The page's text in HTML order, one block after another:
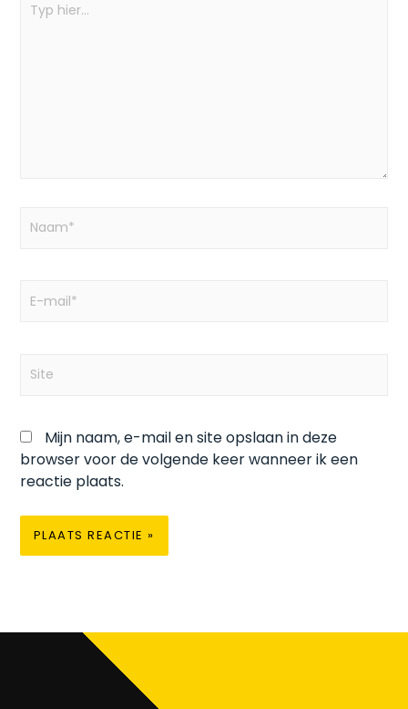
hier...
mail*
Site
Mijn naam, e-mail en site opslaan in deze
browser voor de volgende keer wanneer ik een
reactie plaats.